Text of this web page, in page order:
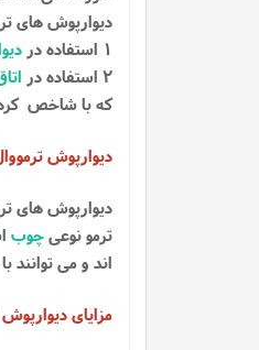
دیوارپوش های
1 استفاده در
2 استفاده در
که با شاخص
دیوارپوش
دیوارپوش های
ترمو نوعیچوب
اند و می
مزایای